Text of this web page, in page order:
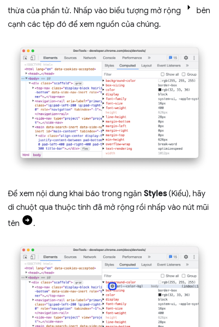
thừa của phần tử. Nhấp vào biểu tượng mở rộng
bên
cạnh các tệp đó để xem nguồn của chúng.
Để xem nội dung khai báo trong ngăn Styles(Kiểu), hãy
di chuột qua thuộc tính đã mở rộng rồi nhấp vào nút mũi
tên
.